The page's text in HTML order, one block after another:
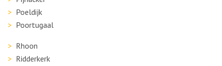
Poeldijk
Poortugaal
Rhoon
Ridderkerk